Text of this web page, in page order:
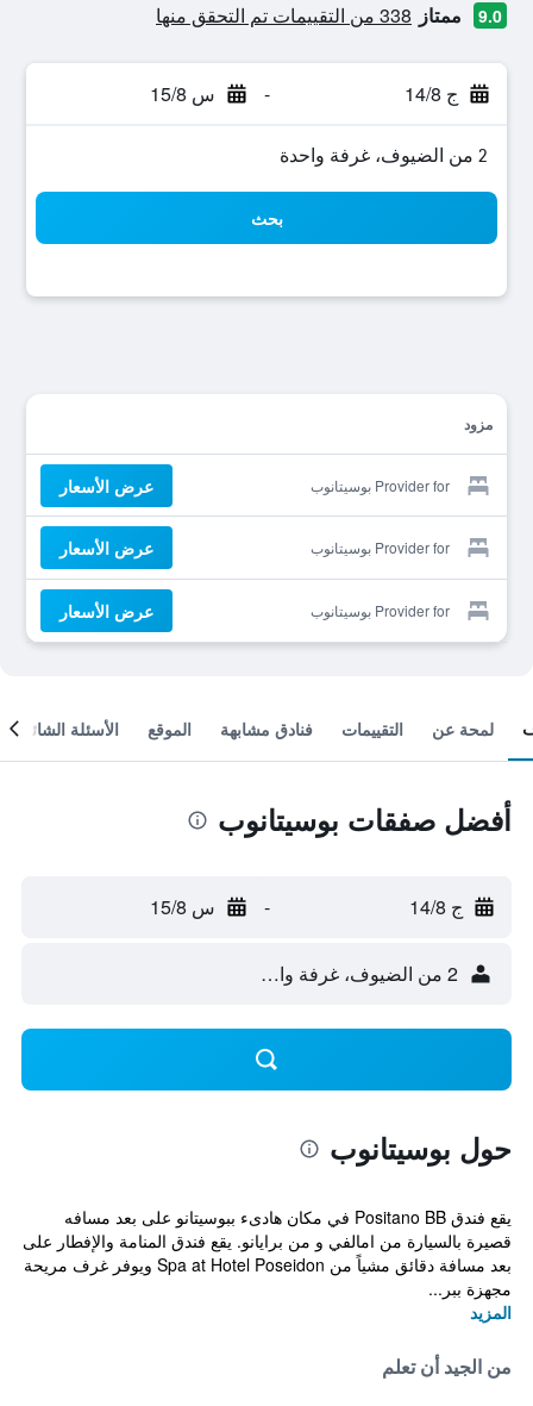
9.0 ممتاز 338 من التقييمات تم التحقق منها
ج 14/8 - س 15/8
2 من الضيوف، غرفة واحدة
بحث
مزود
Provider for بوسيتانوب عرض الأسعار
Provider for بوسيتانوب عرض الأسعار
Provider for بوسيتانوب عرض الأسعار
لمحة عن التقييمات فنادق مشابهة الموقع الأسئلة الشائعة
أفضل صفقات بوسيتانوب
ج 14/8 - س 15/8
2 من الضيوف، غرفة واحدة
حول بوسيتانوب
يقع فندق Positano BB في مكان هادىء ببوسيتانو على بعد مسافه
قصيرة بالسيارة من امالفي و من برايانو. يقع فندق المنامة والإفطار على
بعد مسافة دقائق مشياً من Spa at Hotel Poseidon ويوفر غرف مريحة
مجهزة ببر...
المزيد
من الجيد أن تعلم